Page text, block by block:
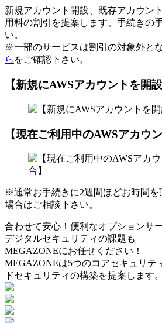
新規アカウント開設、既存アカウン
用料の割引を提案します。手続きの
い。
※一部のサービスは割引の対象外と
ら をご確認下さい。
【新規にAWSアカウントを開
【現在ご利用中のAWSアカウ
※通常お手続きに2週間ほどお時間を
場合はご相談下さい。
合わせて安心！便利なオプションサ
デジタルセキュリティの課題も
MEGAZONEにお任せください！
MEGAZONEは5つのコアセキュリテ
ドセキュリティの構築を提案します。